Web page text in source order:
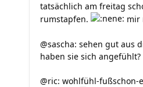
tatsächlich am freitag
rumstapfen.
mir
@sascha: sehen gut aus
haben sie sich angefühlt?
@ric: wohlfühl-fußschon-